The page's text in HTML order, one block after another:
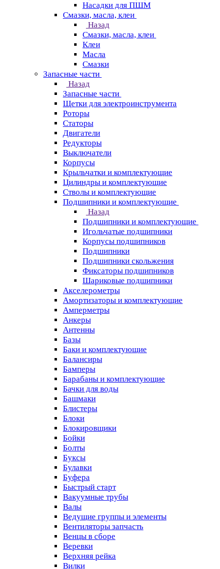
Насадки для ПШМ
Смазки, масла, клеи
Назад
Смазки, масла, клеи
Клеи
Масла
Смазки
Запасные части
Назад
Запасные части
Щетки для электроинструмента
Роторы
Статоры
Двигатели
Редукторы
Выключатели
Корпусы
Крыльчатки и комплектующие
Цилиндры и комплектующие
Стволы и комплектующие
Подшипники и комплектующие
Назад
Подшипники и комплектующие
Игольчатые подшипники
Корпусы подшипников
Подшипники
Подшипники скольжения
Фиксаторы подшипников
Шариковые подшипники
Акселерометры
Амортизаторы и комплектующие
Амперметры
Анкеры
Антенны
Базы
Баки и комплектующие
Балансиры
Бамперы
Барабаны и комплектующие
Бачки для воды
Башмаки
Блистеры
Блоки
Блокировщики
Бойки
Болты
Буксы
Булавки
Буфера
Быстрый старт
Вакуумные трубы
Валы
Ведущие группы и элементы
Вентиляторы запчасть
Венцы в сборе
Веревки
Верхняя рейка
Вилки